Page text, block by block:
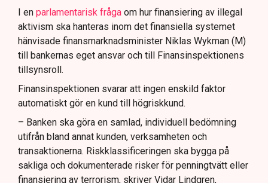
I en parlamentarisk fråga om hur finansiering av illegal
aktivism ska hanteras inom det finansiella systemet
hänvisade finansmarknadsminister Niklas Wykman (M)
till bankernas eget ansvar och till Finansinspektionens
tillsynsroll.
Finansinspektionen svarar att ingen enskild faktor
automatiskt gör en kund till högriskkund.
– Banken ska göra en samlad, individuell bedömning
utifrån bland annat kunden, verksamheten och
transaktionerna. Riskklassificeringen ska bygga på
sakliga och dokumenterade risker för penningtvätt eller
finansiering av terrorism, skriver Vidar Lindgren,